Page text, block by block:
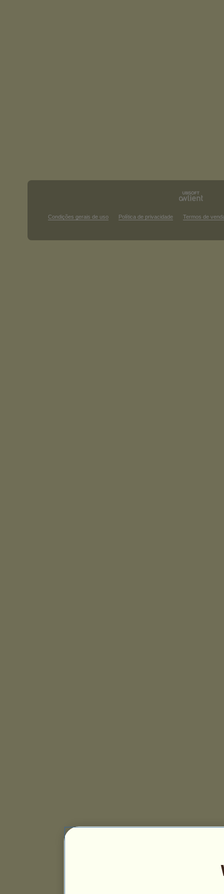
Condições gerais de uso Política de privacidade Termos de